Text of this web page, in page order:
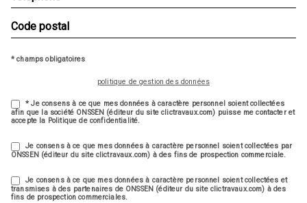
* champs obligatoires
politique de gestion des données
* Je consens à ce que mes données à caractère personnel soient collectées
afin que la société ONSSEN (éditeur du site clictravaux.com) puisse me contacter et
accepte la Politique de confidentialité.
Je consens à ce que mes données à caractère personnel soient collectées par
ONSSEN (éditeur du site clictravaux.com) à des fins de prospection commerciale.
Je consens à ce que mes données à caractère personnel soient collectées et
transmises à des partenaires de ONSSEN (éditeur du site clictravaux.com) à des
fins de prospection commerciales.